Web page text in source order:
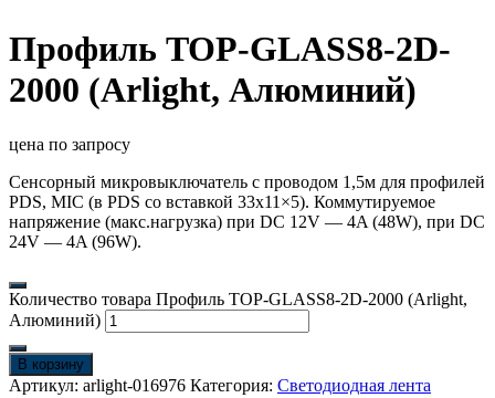
Профиль TOP-GLASS8-2D-
2000 (Arlight, Алюминий)
цена по запросу
Сенсорный микровыключатель с проводом 1,5м для профилей
PDS, MIC (в PDS со вставкой 33х11×5). Коммутируемое
напряжение (макс.нагрузка) при DC 12V — 4A (48W), при DC
24V — 4A (96W).
Количество товара Профиль TOP-GLASS8-2D-2000 (Arlight,
Алюминий)
В корзину
Артикул: arlight-016976 Категория: Светодиодная лента